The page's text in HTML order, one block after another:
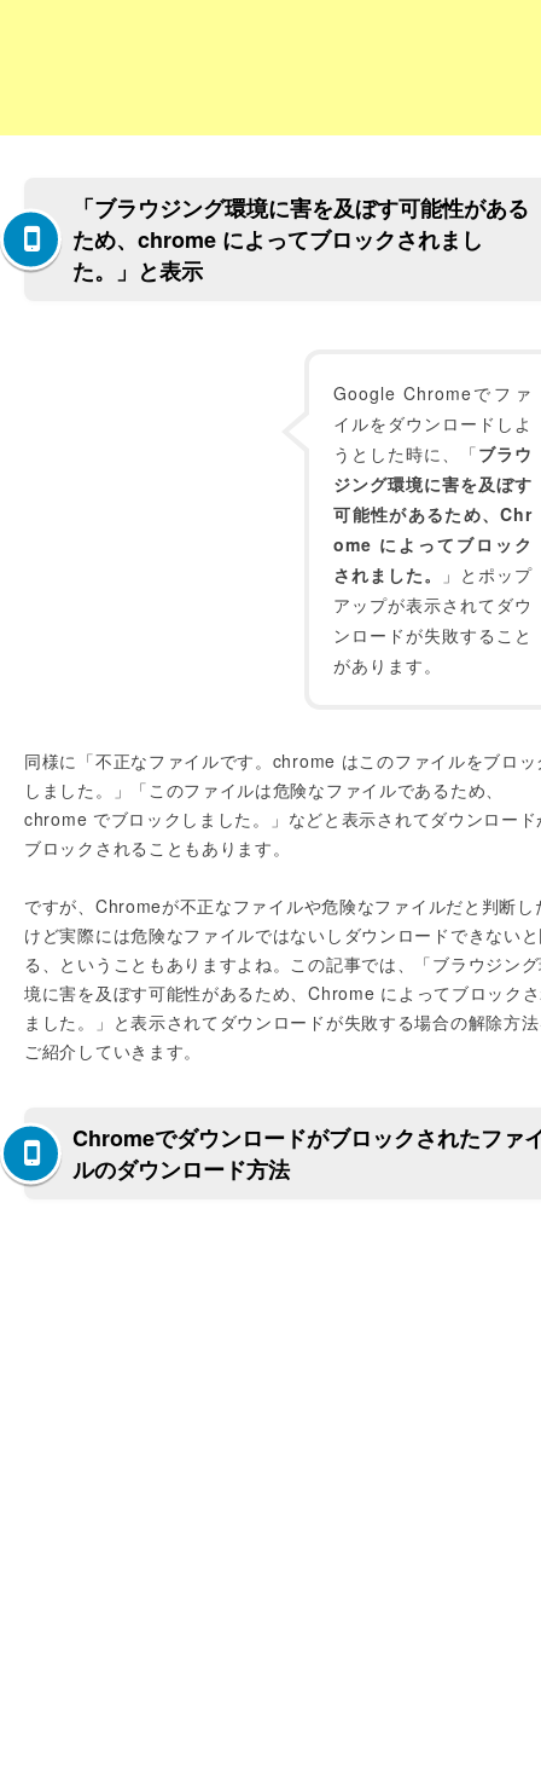
「ブラウジング環境に害を及ぼす可能性がある
ため、chrome によってブロックされまし
た。」と表示
Google Chromeでファ
イルをダウンロードしよ
うとした時に、「ブラウ
ジング環境に害を及ぼす
可能性があるため、Chr
ome によってブロック
されました。
」とポップ
アップが表示されてダウ
ンロードが失敗すること
があります。
同様に「不正なファイルです。chrome はこのファイルをブロッ
しました。」「このファイルは危険なファイルであるため、
chrome でブロックしました。」などと表示されてダウンロード
ブロックされることもあります。
ですが、Chromeが不正なファイルや危険なファイルだと判断し
けど実際には危険なファイルではないしダウンロードできない
る、ということもありますよね。この記事では、「ブラウジン
境に害を及ぼす可能性があるため、Chrome によってブロック
ました。」と表示されてダウンロードが失敗する場合の解除方
ご紹介していきます。
Chromeでダウンロードがブロックされたファ
ルのダウンロード方法